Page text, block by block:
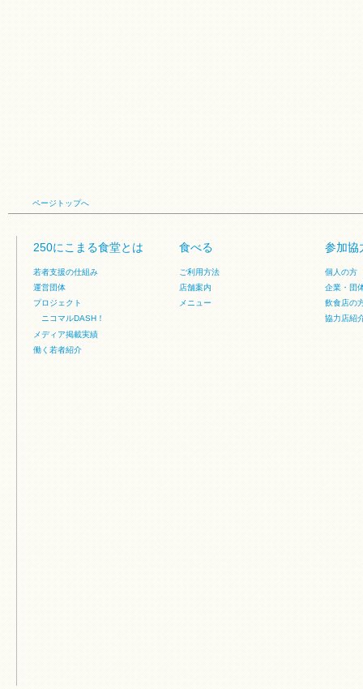
ページトップへ
250にこまる食堂とは
若者支援の仕組み
運営団体
プロジェクト
ニコマルDASH！
メディア掲載実績
働く若者紹介
食べる
ご利用方法
店舗案内
メニュー
参加協
個人の方
企業・団
飲食店の
協力店紹